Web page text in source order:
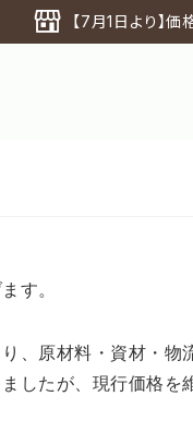
【7月1日より】
す。
、原材料・資材・物
したが、現行価格